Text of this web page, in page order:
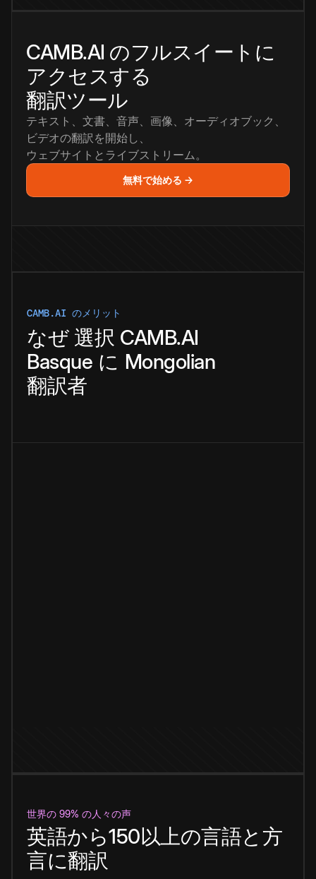
CAMB.AI のフルスイートに
アクセスする
翻訳ツール
テキスト、文書、音声、画像、オーディオブック、
ビデオの翻訳を開始し、
ウェブサイトとライブストリーム。
無料で始める →
CAMB.AI のメリット
なぜ 選択 CAMB.AI
Basque に Mongolian
翻訳者
世界の 99% の人々の声
英語から150以上の言語と方
言に翻訳